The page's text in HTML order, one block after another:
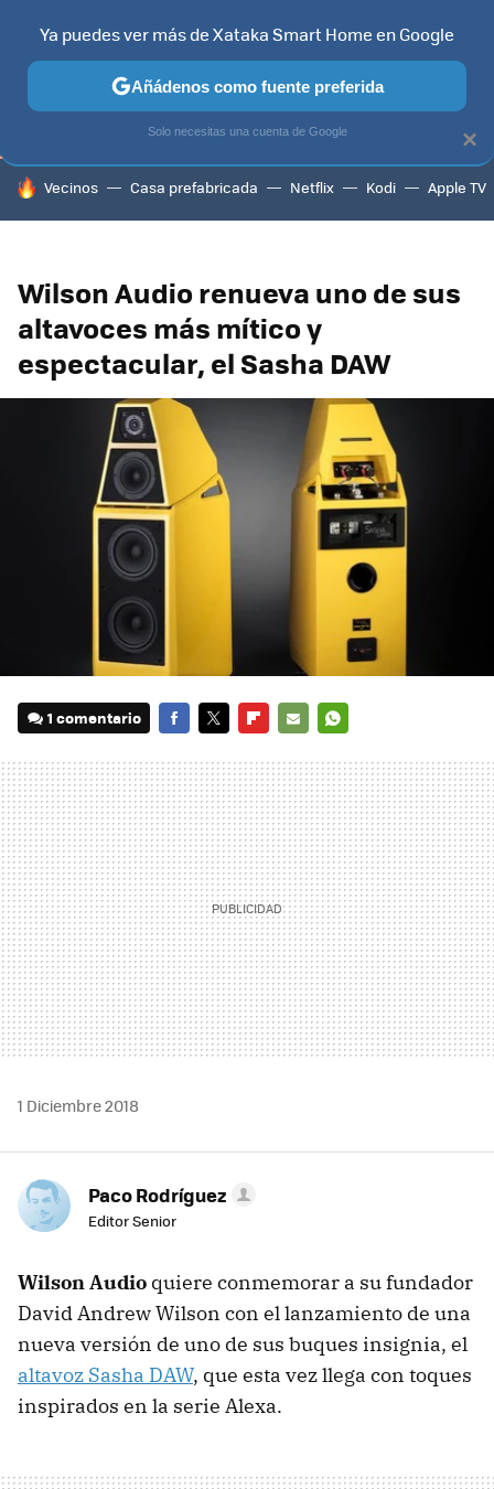
TELEVISORES CONTENIDOS SMART TV SELECCIÓN
HOY SE HABLA DE
Vecinos Casa prefabricada Netflix Kodi Apple TV
Wilson Audio renueva uno de sus
altavoces más mítico y
espectacular, el Sasha DAW
1 comentario
MAIL
1 Diciembre 2018
Paco Rodríguez
Editor Senior
Wilson Audio quiere conmemorar a su fundador
David Andrew Wilson con el lanzamiento de una
nueva versión de uno de sus buques insignia, el
altavoz Sasha DAW, que esta vez llega con toques
inspirados en la serie Alexa.
×
Ya puedes ver más de Xataka Smart Home en Google
Añádenos como fuente preferida
Solo necesitas una cuenta de Google